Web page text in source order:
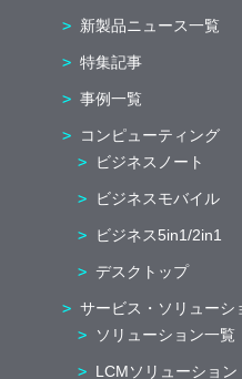
新製品ニュース一覧
特集記事
事例一覧
コンピューティング
ビジネスノート
ビジネスモバイル
ビジネス5in1/2in1
デスクトップ
サービス・ソリューシ
ソリューション一覧
LCMソリューション